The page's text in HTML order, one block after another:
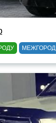
МЕЖГОРОД